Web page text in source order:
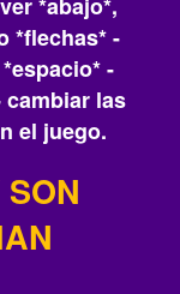
*flechas* -
-
cambiar las
el juego.